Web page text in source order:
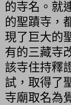
的寺名。就
的聖蹟寺，
現了巨大的
有的三藏寺
該寺住持釋
試，取得了
寺廟取名為